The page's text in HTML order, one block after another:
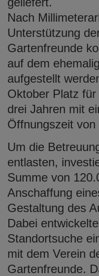
Nach
Unterstützung
Gartenfreunde
auf dem
aufgestellt
Oktober Platz
drei Jahren mit
Öffnungszeit
Um die
entlasten,
Summe von
Anschaffung
Gestaltung des
Dabei
Standortsuche
mit dem Verein
Gartenfreunde.